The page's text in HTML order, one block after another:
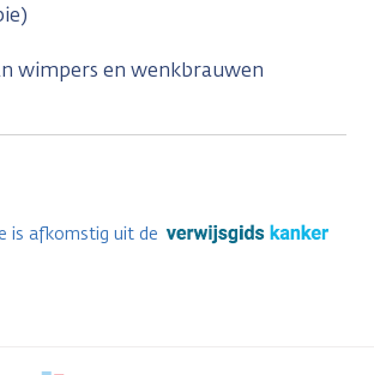
wimpers en wenkbrauwen
is afkomstig uit de